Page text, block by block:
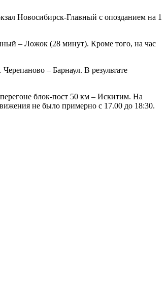
Новосибирск-Главный с опозданием на 1
– Ложок (28 минут). Кроме того, на час
– Барнаул. В результате
блок-пост 50 км – Искитим. На
не было примерно с 17.00 до 18:30.